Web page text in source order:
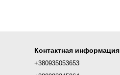
Контактная информация
+380935053653